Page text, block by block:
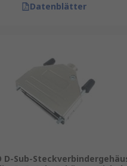
Datenblätter
D-Sub-